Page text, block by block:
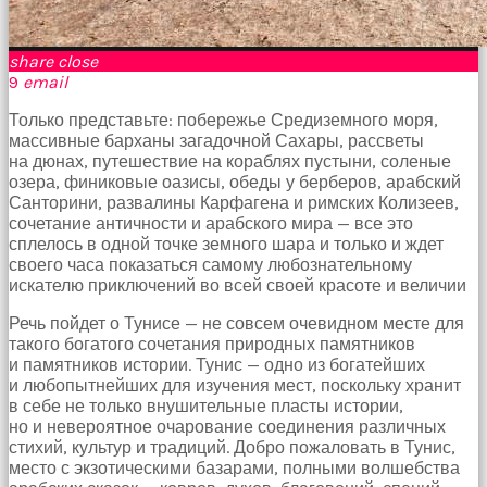
Bir
süre
sessizce
onu
izliyordum
fakat
benim
onu
izlediğimi
fark
etti
altyazılı
porno
Amı
cayır
cayır
yanıyor
olduğu
için
beni
yaka
paça
tutup
share close
9 email
Только представьте: побережье Средиземного моря,
массивные барханы загадочной Сахары, рассветы
на дюнах, путешествие на кораблях пустыни, соленые
озера, финиковые оазисы, обеды у берберов, арабский
Санторини, развалины Карфагена и римских Колизеев,
сочетание античности и арабского мира — все это
сплелось в одной точке земного шара и только и ждет
своего часа показаться самому любознательному
искателю приключений во всей своей красоте и величии
Речь пойдет о Тунисе — не совсем очевидном месте для
такого богатого сочетания природных памятников
и памятников истории. Тунис — одно из богатейших
и любопытнейших для изучения мест, поскольку хранит
в себе не только внушительные пласты истории,
но и невероятное очарование соединения различных
стихий, культур и традиций. Добро пожаловать в Тунис,
место с экзотическими базарами, полными волшебства